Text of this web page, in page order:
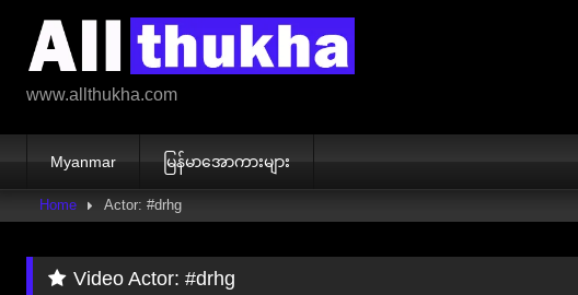
content
www.allthukha.com
Myanmar မြန်မာအောကားများ
Home Actor: #drhg
Video Actor:#drhg